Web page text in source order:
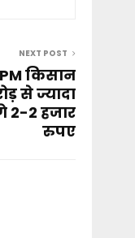
NEXT POST
किसान
से ज्यादा
2-2 हजार
रुपए